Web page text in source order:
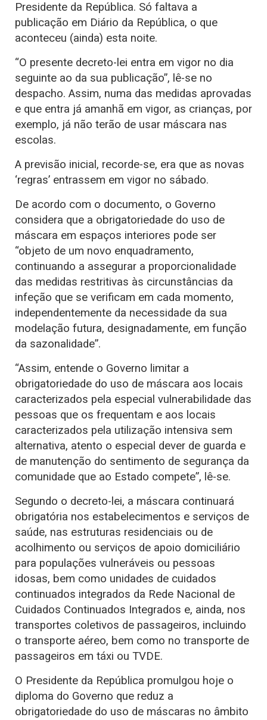
Presidente da República. Só faltava a
publicação em Diário da República, o que
aconteceu (ainda) esta noite.
“O presente decreto-lei entra em vigor no dia
seguinte ao da sua publicação”, lê-se no
despacho. Assim, numa das medidas aprovadas
e que entra já amanhã em vigor, as crianças, por
exemplo, já não terão de usar máscara nas
escolas.
A previsão inicial, recorde-se, era que as novas
‘regras’ entrassem em vigor no sábado.
De acordo com o documento, o Governo
considera que a obrigatoriedade do uso de
máscara em espaços interiores pode ser
“objeto de um novo enquadramento,
continuando a assegurar a proporcionalidade
das medidas restritivas às circunstâncias da
infeção que se verificam em cada momento,
independentemente da necessidade da sua
modelação futura, designadamente, em função
da sazonalidade”.
“Assim, entende o Governo limitar a
obrigatoriedade do uso de máscara aos locais
caracterizados pela especial vulnerabilidade das
pessoas que os frequentam e aos locais
caracterizados pela utilização intensiva sem
alternativa, atento o especial dever de guarda e
de manutenção do sentimento de segurança da
comunidade que ao Estado compete”, lê-se.
Segundo o decreto-lei, a máscara continuará
obrigatória nos estabelecimentos e serviços de
saúde, nas estruturas residenciais ou de
acolhimento ou serviços de apoio domiciliário
para populações vulneráveis ou pessoas
idosas, bem como unidades de cuidados
continuados integrados da Rede Nacional de
Cuidados Continuados Integrados e, ainda, nos
transportes coletivos de passageiros, incluindo
o transporte aéreo, bem como no transporte de
passageiros em táxi ou TVDE.
O Presidente da República promulgou hoje o
diploma do Governo que reduz a
obrigatoriedade do uso de máscaras no âmbito